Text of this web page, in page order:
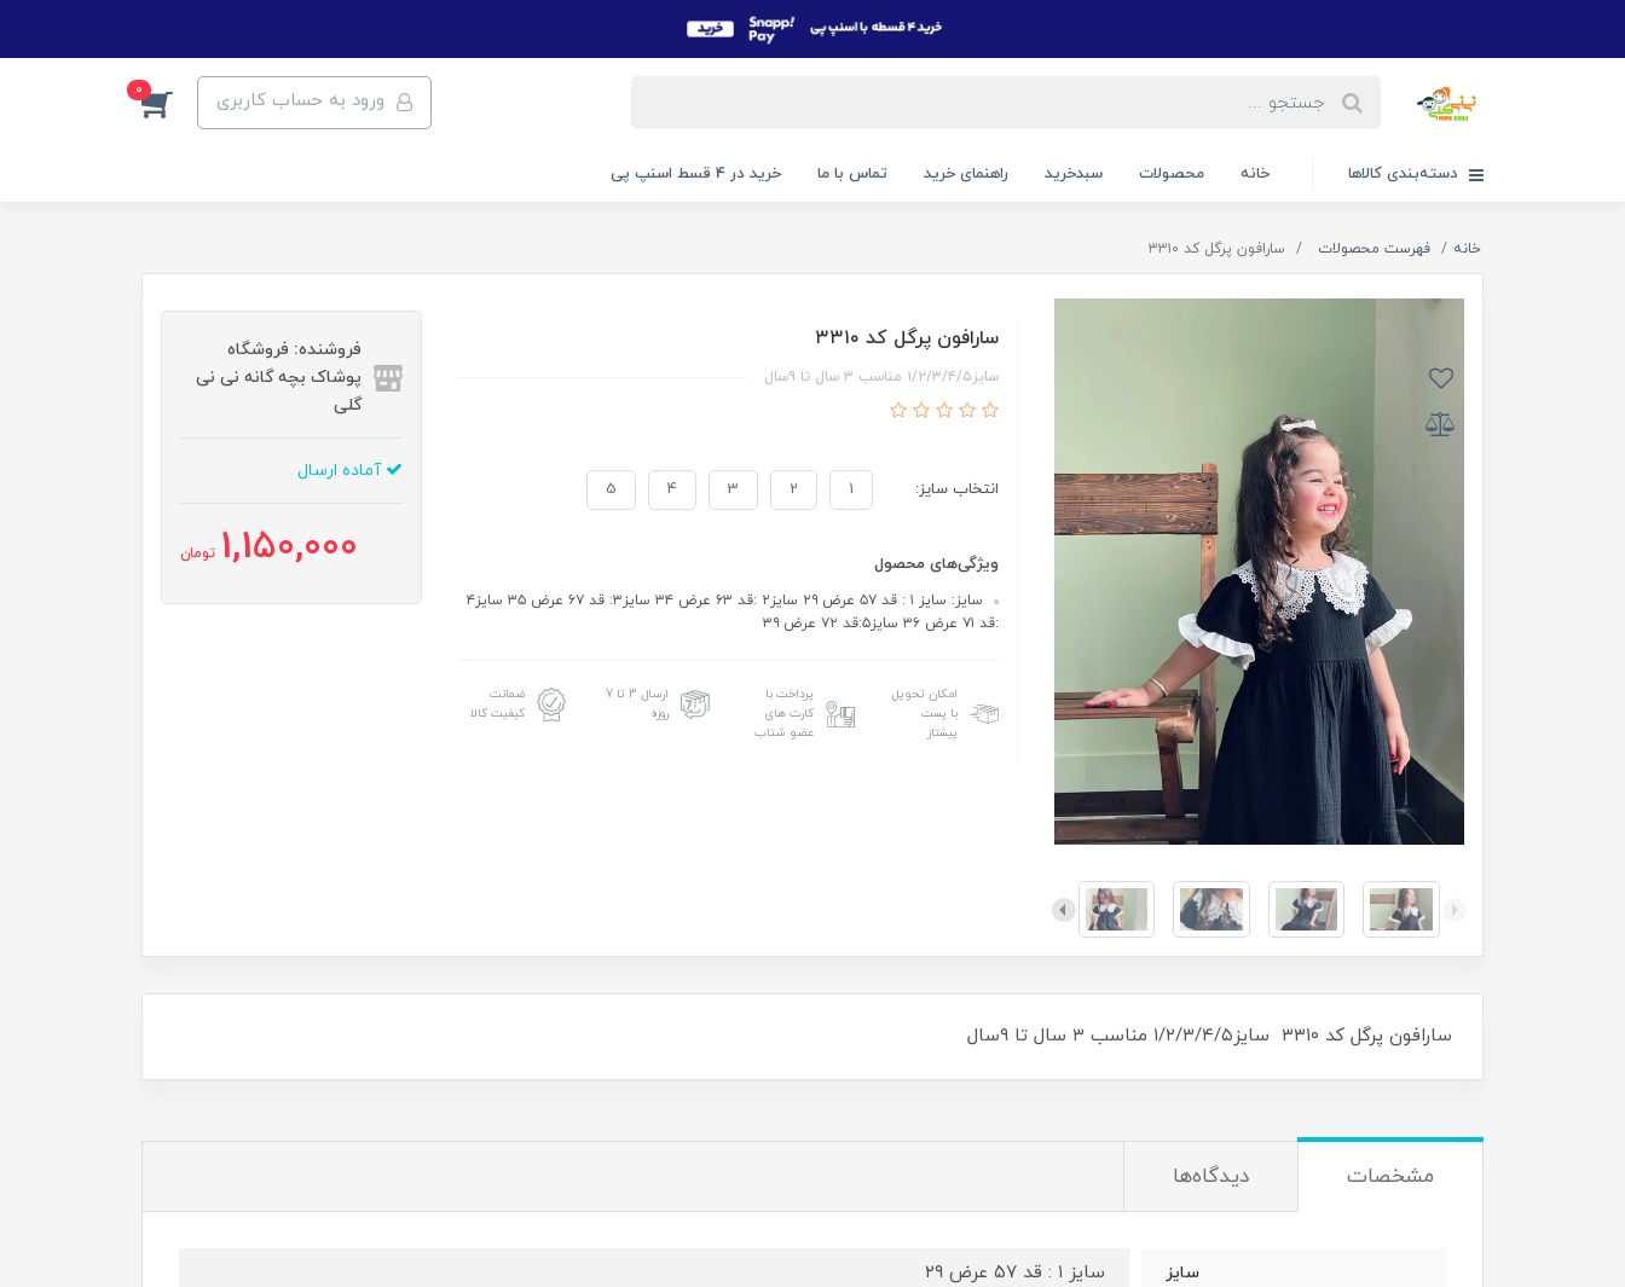
ورود به حساب کاربری 0
دسته‌بندی کالاها خانه محصولات سبدخرید راهنمای خرید تماس با ما خرید در 4 قسط اسنپ پی
خانه فهرست محصولات سارافون پرگل کد ۳۳۱۰
سارافون پرگل کد ۳۳۱۰
سایز۱/۲/۳/۴/۵ مناسب ۳ سال تا ۹سال
انتخاب سایز: 1
2
3
4
5
ویژگی‌های محصول
سایز: سایز ۱ : قد ۵۷ عرض ۲۹ سایز۲ :قد ۶۳ عرض ۳۴ سایز۳: قد ۶۷ عرض ۳۵ سایز۴
:قد ۷۱ عرض ۳۶ سایز۵:قد ۷۲ عرض ۳۹
امکان تحویل
با پست
پیشتاز
پرداخت با
کارت های
عضو شتاب
ارسال 3 تا 7
روزه
ضمانت
کیفیت کالا
فروشنده: فروشگاه
پوشاک بچه گانه نی نی
گلی
آماده ارسال
1,150,000 تومان
سارافون پرگل کد ۳۳۱۰ سایز۱/۲/۳/۴/۵ مناسب ۳ سال تا ۹سال
مشخصات دیدگاه‌ها
سایز سایز ۱ : قد ۵۷ عرض ۲۹